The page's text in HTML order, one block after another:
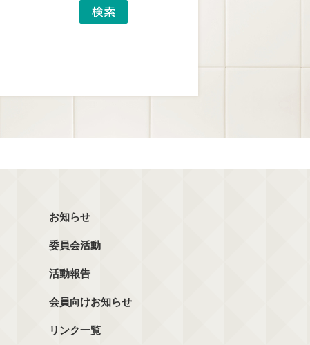
お知らせ
委員会活動
活動報告
会員向けお知らせ
リンク一覧